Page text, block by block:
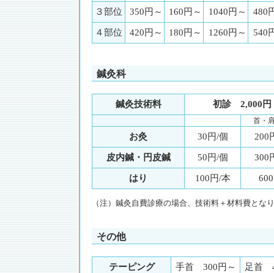
３部位
350円～ 160円～ 1040円～
480
４部位
420円～ 180円～ 1260円～ 540
鍼灸科
鍼灸技術料 初診 2,000
首・
お灸 30円/個
200
皮内鍼・円皮鍼
50円/個
300
はり
100円/本
（注）鍼灸自費診療の場合、技術料＋材料費とな
その他
テーピング 手首 300円～ 足首